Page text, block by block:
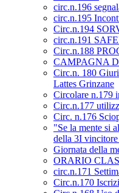
circ.n.196
circ.n.195
Circ.n.194
circ.n.191
Circ.n.188
CAMPAGNA
Circ.n. 180
Lattes Grinzane
Circolare n.179
Circ.n.177
Circ. n.176
"Se la mente si
della 3I
Giornata della
ORARIO
circ.n.171
Circ.n.170